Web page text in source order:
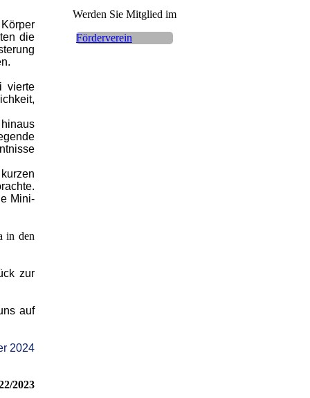
die
vierte
Mini-
in den
zur
auf
2024
2023
Werden Sie Mitglied im
Förderverein